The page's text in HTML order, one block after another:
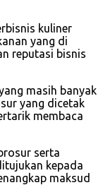
kuliner
yang di
reputasi bisnis
masih banyak
yang dicetak
membaca
serta
kepada
maksud